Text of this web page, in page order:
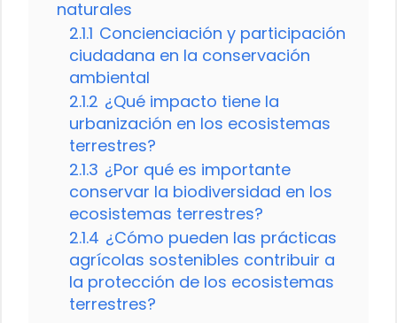
naturales
2.1.1 Concienciación y participación
ciudadana en la conservación
ambiental
2.1.2 ¿Qué impacto tiene la
urbanización en los ecosistemas
terrestres?
2.1.3 ¿Por qué es importante
conservar la biodiversidad en los
ecosistemas terrestres?
2.1.4 ¿Cómo pueden las prácticas
agrícolas sostenibles contribuir a
la protección de los ecosistemas
terrestres?